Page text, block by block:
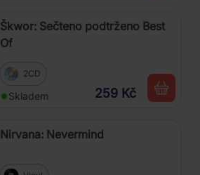
Škwor: Sečteno podtrženo Best
Of
2CD
Skladem 259 Kč
Nirvana: Nevermind